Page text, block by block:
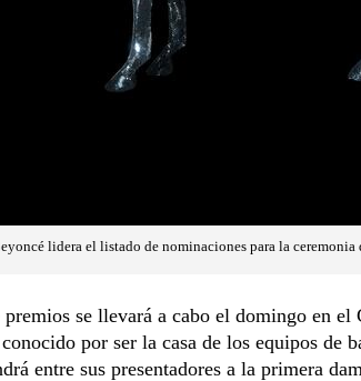
lidera el listado de nominaciones para la ceremonia
premios se llevará a cabo el domingo en el
por ser la casa de los equipos de
entre sus presentadores a la primera